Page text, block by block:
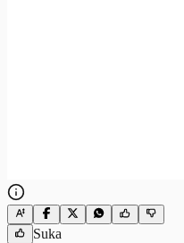
Suka